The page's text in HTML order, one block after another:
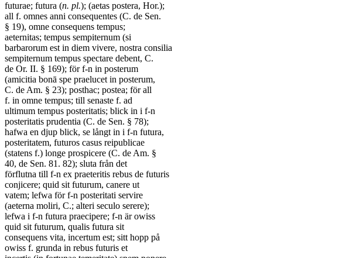
futurae; futura (n. pl.); (aetas postera, Hor.);
all f. omnes anni consequentes (C. de Sen.
§ 19), omne consequens tempus;
aeternitas; tempus sempiternum (si
barbarorum est in diem vivere, nostra consilia
sempiternum tempus spectare debent, C.
de Or. II. § 169); för f-n in posterum
(amicitia bonā spe praelucet in posterum,
C. de Am. § 23); posthac; postea; för all
f. in omne tempus; till senaste f. ad
ultimum tempus posteritatis; blick in i f-n
posteritatis prudentia (C. de Sen. § 78);
hafwa en djup blick, se långt in i f-n futura,
posteritatem, futuros casus reipublicae
(statens f.) longe prospicere (C. de Am. §
40, de Sen. 81. 82); sluta från det
förflutna till f-n ex praeteritis rebus de futuris
conjicere; quid sit futurum, canere ut
vatem; lefwa för f-n posteritati servire
(aeterna moliri, C.; alteri seculo serere);
lefwa i f-n futura praecipere; f-n är owiss
quid sit futurum, qualis futura sit
consequens vita, incertum est; sitt hopp på
owiss f. grunda in rebus futuris et